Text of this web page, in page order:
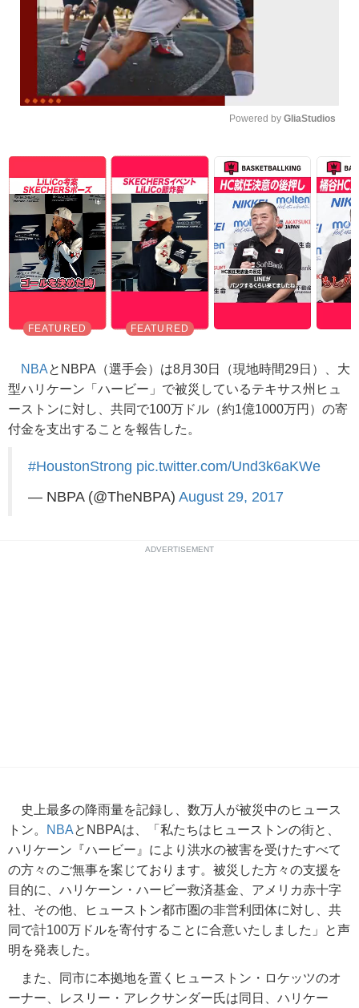
Powered by GliaStudios
NBAとNBPA（選手会）は8月30日（現地時間29日）、大
型ハリケーン「ハービー」で被災しているテキサス州ヒュ
ーストンに対し、共同で100万ドル（約1億1000万円）の寄
付金を支出することを報告した。
#HoustonStrong pic.twitter.com/Und3k6aKWe
— NBPA (@TheNBPA) August 29, 2017
ADVERTISEMENT
史上最多の降雨量を記録し、数万人が被災中のヒュース
トン。
NBAとNBPAは、「私たちはヒューストンの街と、
ハリケーン『ハービー』により洪水の被害を受けたすべて
の方々のご無事を案じております。被災した方々の支援を
目的に、ハリケーン・ハービー救済基金、アメリカ赤十字
社、その他、ヒューストン都市圏の非営利団体に対し、共
同で計100万ドルを寄付することに合意いたしました」と声
明を発表した。
また、同市に本拠地を置くヒューストン・ロケッツのオ
ーナー、レスリー・アレクサンダー氏は同日、ハリケー